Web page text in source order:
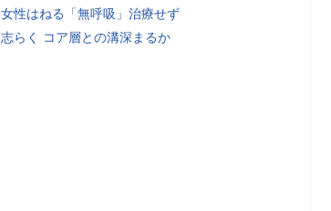
女性はねる「無呼吸」治療せず
志らく コア層との溝深まるか